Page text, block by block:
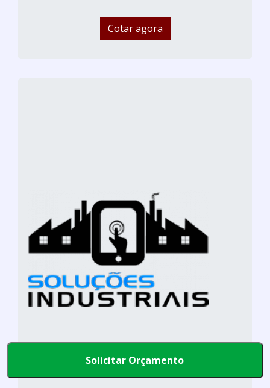
Cotar agora
Solicitar Orçamento